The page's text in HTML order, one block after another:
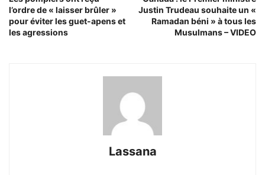
l’ordre de « laisser brûler »
pour éviter les guet-apens et
les agressions
Justin Trudeau souhaite un «
Ramadan béni » à tous les
Musulmans – VIDEO
Lassana